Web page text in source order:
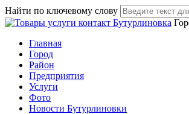
Найти по ключевому слову
Главная
Город
Район
Предприятия
Услуги
Фото
Новости Бутурлиновки